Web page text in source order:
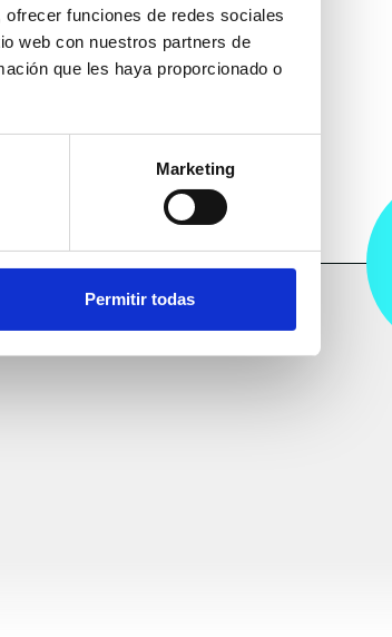
funciones de redes sociales
web con nuestros partners de
que les haya proporcionado o
Marketing
Permitir todas
de elevación: 130 kg.